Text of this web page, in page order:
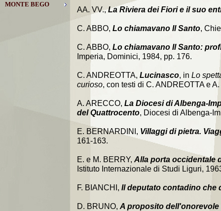
MONTE BEGO
AA. VV.,La Riviera dei Fiori e il suo
C. ABBO, Lo chiamavano Il Santo,
C. ABBO, Lo chiamavano Il Santo:
Imperia, Dominici, 1984, pp. 176.
C. ANDREOTTA, Lucinasco, in Lo
curioso, con testi di C. ANDREOTTA e
A. ARECCO, La Diocesi di Albenga-
del Quattrocento, Diocesi di Albenga-
E. BERNARDINI, Villaggi di pietra.
161-163.
E. e M. BERRY, Alla porta occidentale
Istituto Internazionale di Studi Liguri,
F. BIANCHI, Il deputato contadino che
D. BRUNO, A proposito dell'onorevole